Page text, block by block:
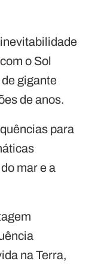
o Sol
gigante
de anos.
para
mar e a
na Terra,